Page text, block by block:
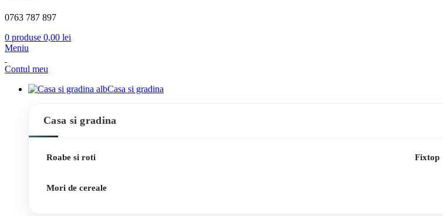
0763 787 897
0 produse 0,00 lei
Meniu
Contul meu
Casa si gradina
Casa si gradina
Roabe si roti
Mori de cereale
Fixtop